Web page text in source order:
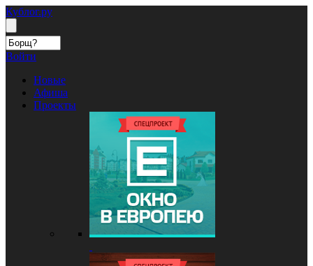
Кублог.ру
Войти
Новые
Афиша
Проекты